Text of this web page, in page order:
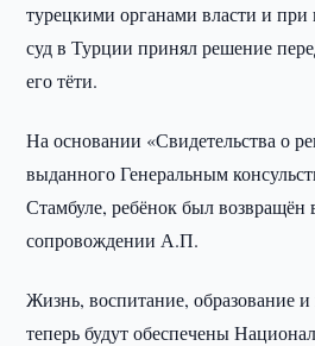
турецкими органами власти и
суд в Турции принял решение
его тёти.
На основании «Свидетельства о
выданного Генеральным
Стамбуле, ребёнок был возвращён
сопровождении А.П.
Жизнь, воспитание, образование
теперь будут обеспечены